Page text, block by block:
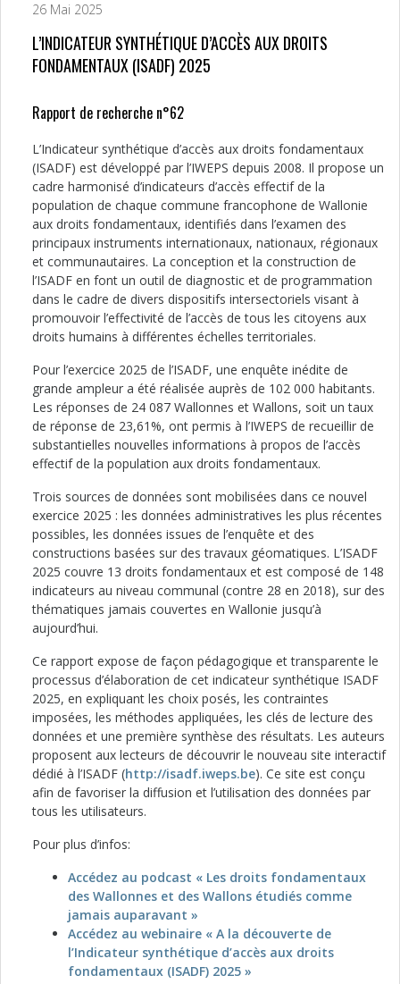
26 Mai 2025
L’INDICATEUR SYNTHÉTIQUE D’ACCÈS AUX DROITS
FONDAMENTAUX (ISADF) 2025
Rapport de recherche n°62
L’Indicateur synthétique d’accès aux droits fondamentaux
(ISADF) est développé par l’IWEPS depuis 2008. Il propose un
cadre harmonisé d’indicateurs d’accès effectif de la
population de chaque commune francophone de Wallonie
aux droits fondamentaux, identifiés dans l’examen des
principaux instruments internationaux, nationaux, régionaux
et communautaires. La conception et la construction de
l’ISADF en font un outil de diagnostic et de programmation
dans le cadre de divers dispositifs intersectoriels visant à
promouvoir l’effectivité de l’accès de tous les citoyens aux
droits humains à différentes échelles territoriales.
Pour l’exercice 2025 de l’ISADF, une enquête inédite de
grande ampleur a été réalisée auprès de 102 000 habitants.
Les réponses de 24 087 Wallonnes et Wallons, soit un taux
de réponse de 23,61%, ont permis à l’IWEPS de recueillir de
substantielles nouvelles informations à propos de l’accès
effectif de la population aux droits fondamentaux.
Trois sources de données sont mobilisées dans ce nouvel
exercice 2025 : les données administratives les plus récentes
possibles, les données issues de l’enquête et des
constructions basées sur des travaux géomatiques. L’ISADF
2025 couvre 13 droits fondamentaux et est composé de 148
indicateurs au niveau communal (contre 28 en 2018), sur des
thématiques jamais couvertes en Wallonie jusqu’à
aujourd’hui.
Ce rapport expose de façon pédagogique et transparente le
processus d’élaboration de cet indicateur synthétique ISADF
2025, en expliquant les choix posés, les contraintes
imposées, les méthodes appliquées, les clés de lecture des
données et une première synthèse des résultats. Les auteurs
proposent aux lecteurs de découvrir le nouveau site interactif
dédié à l’ISADF (http://isadf.iweps.be). Ce site est conçu
afin de favoriser la diffusion et l’utilisation des données par
tous les utilisateurs.
Pour plus d’infos:
Accédez au podcast « Les droits fondamentaux
des Wallonnes et des Wallons étudiés comme
jamais auparavant »
Accédez au webinaire « A la découverte de
l’Indicateur synthétique d’accès aux droits
fondamentaux (ISADF) 2025 »